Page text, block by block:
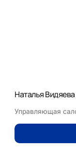
Наталья Видяева
Управляющая